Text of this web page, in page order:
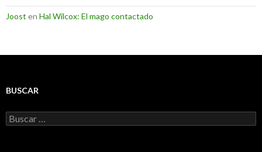
Joost en Hal Wilcox: El mago contactado
BUSCAR
Buscar: